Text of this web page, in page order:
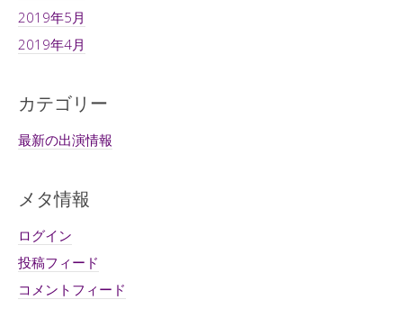
2019年5月
2019年4月
カテゴリー
最新の出演情報
メタ情報
ログイン
投稿フィード
コメントフィード